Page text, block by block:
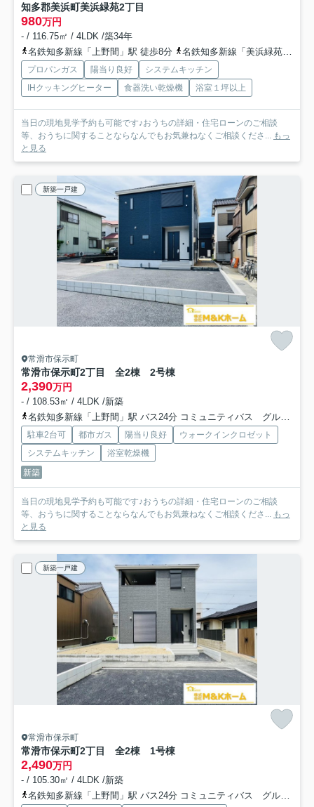
知多郡美浜町美浜緑苑2丁目
980万円
- / 116.75㎡ / 4LDK /築34年
名鉄知多新線「上野間」駅 徒歩8分
名鉄知多新線「美浜緑苑」駅 徒歩13分
プロパンガス 陽当り良好
システムキッチン
IHクッキングヒーター
食器洗い乾燥機 浴室１坪以上
当日の現地見学予約も可能です♪おうちの詳細・住宅ローンのご相談
等、おうちに関することならなんでもお気兼ねなくご相談くださ... もっ
と見る
新築一戸建
常滑市保示町
常滑市保示町2丁目 全2棟 2号棟
2,390万円
- / 108.53㎡ / 4LDK /新築
名鉄知多新線「上野間」駅 バス24分 コミュニティバス グルーン「保示」 停歩3分
駐車2台可 都市ガス 陽当り良好
ウォークインクロゼット
システムキッチン
浴室乾燥機
新築
当日の現地見学予約も可能です♪おうちの詳細・住宅ローンのご相談
等、おうちに関することならなんでもお気兼ねなくご相談くださ... もっ
と見る
新築一戸建
常滑市保示町
常滑市保示町2丁目 全2棟 1号棟
2,490万円
- / 105.30㎡ / 4LDK /新築
名鉄知多新線「上野間」駅 バス24分 コミュニティバス グルーン「保示」 停歩3分